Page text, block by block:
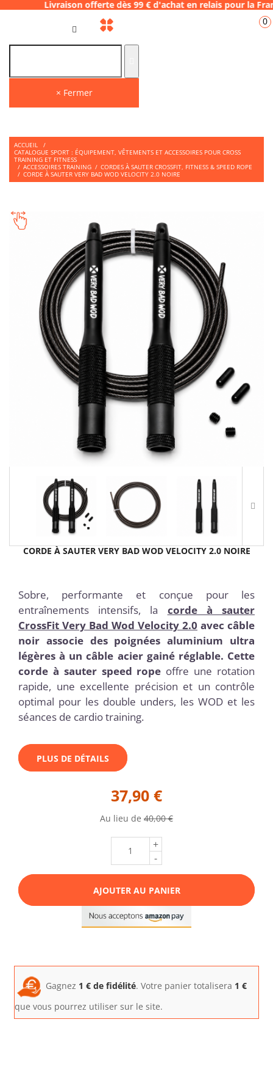
offerte dès 99 € d'achat en relais
× Fermer
0
ACCUEIL
/
CATALOGUE SPORT : ÉQUIPEMENT, VÊTEMENTS ET ACCESSOIRES POUR CROSS
TRAINING ET FITNESS
/ ACCESSOIRES TRAINING / CORDES À SAUTER CROSSFIT, FITNESS & SPEED ROPE
/ CORDE À SAUTER VERY BAD WOD VELOCITY 2.0 NOIRE
CORDE À SAUTER VERY BAD WOD VELOCITY 2.0 NOIRE
Sobre, performante et conçue pour les
entraînements intensifs, la corde à sauter
CrossFit Very Bad Wod Velocity 2.0 avec câble
noir associe des poignées aluminium ultra
légères à un câble acier gainé réglable. Cette
corde à sauter speed rope offre une rotation
rapide, une excellente précision et un contrôle
optimal pour les double unders, les WOD et les
séances de cardio training.
PLUS DE DÉTAILS
37,90 €
Au lieu de 40,00 €
+
-
AJOUTER AU PANIER
Gagnez 1 € de fidélité. Votre panier totalisera 1 €
que vous pourrez utiliser sur le site.